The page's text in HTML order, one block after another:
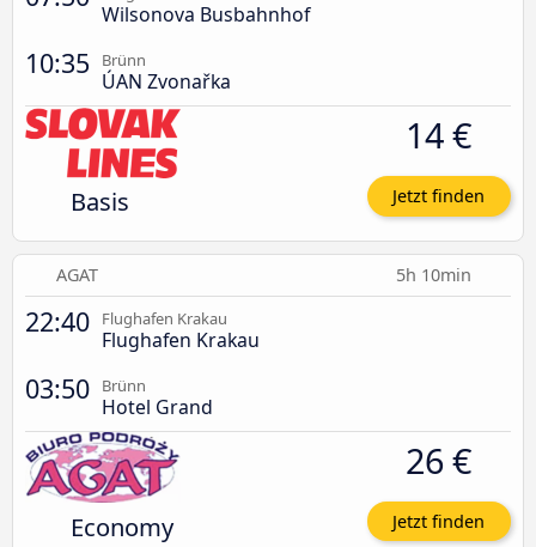
Wilsonova Busbahnhof
10:35 Brünn
ÚAN Zvonařka
Basis
14 €
Jetzt finden
AGAT 5h 10min
22:40 Flughafen Krakau
Flughafen Krakau
03:50 Brünn
Hotel Grand
Economy
26 €
Jetzt finden